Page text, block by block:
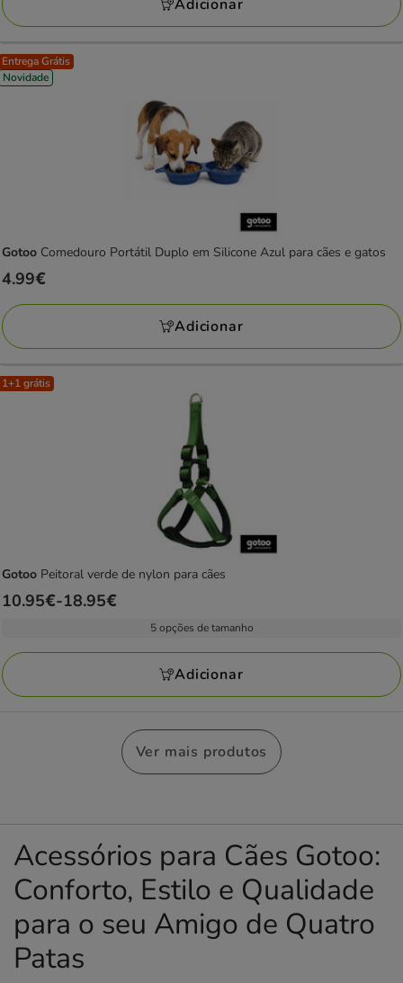
Adicionar
Entrega Grátis
Novidade
Gotoo Comedouro Portátil Duplo em Silicone Azul para cães e gatos
Preço
4.99€
4.99€
Adicionar
1+1 grátis
Gotoo Peitoral verde de nylon para cães
Preço
a
18.95€
10.95€-18.95€
5 opções de tamanho
Adicionar
Ver mais produtos
Acessórios para Cães Gotoo:
Conforto, Estilo e Qualidade
para o seu Amigo de Quatro
Patas